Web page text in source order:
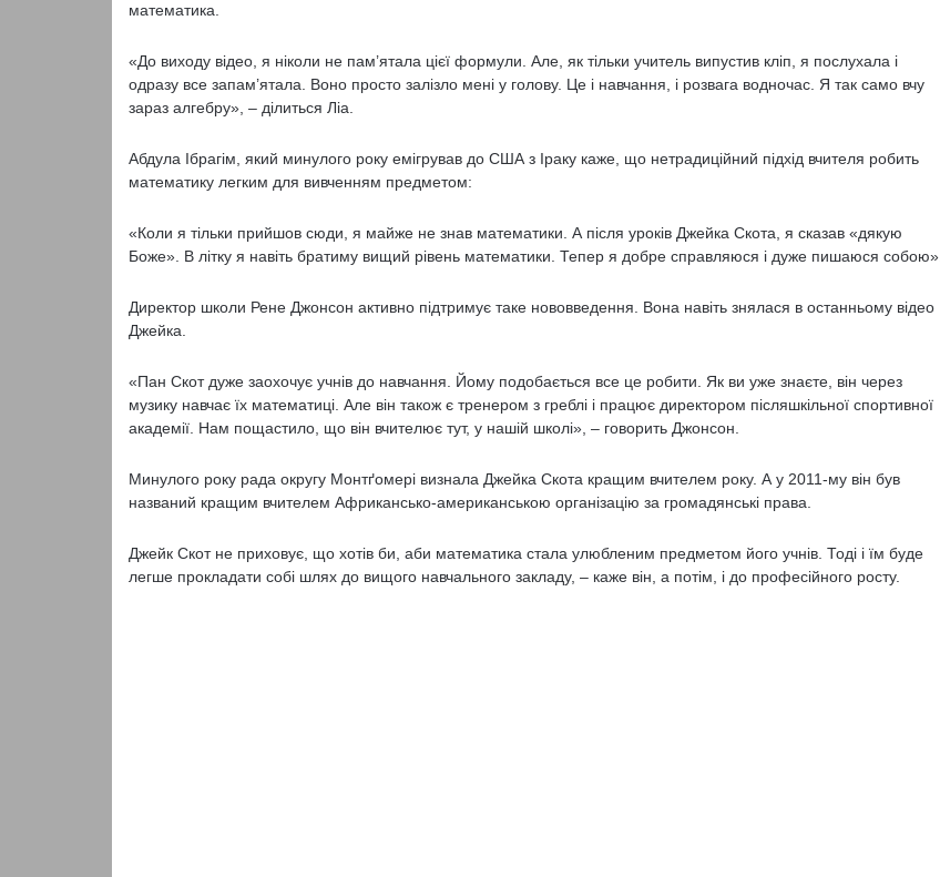
математика.
«До виходу відео, я ніколи не пам’ятала цієї формули. Але, як тільки учитель випустив кліп, я послухала і
одразу все запам’ятала. Воно просто залізло мені у голову. Це і навчання, і розвага водночас. Я так само вчу
зараз алгебру», – ділиться Ліа.
Абдула Ібрагім, який минулого року емігрував до США з Іраку каже, що нетрадиційний підхід вчителя робить
математику легким для вивченням предметом:
«Коли я тільки прийшов сюди, я майже не знав математики. А після уроків Джейка Скота, я сказав «дякую
Боже». В літку я навіть братиму вищий рівень математики. Тепер я добре справляюся і дуже пишаюся собою».
Директор школи Рене Джонсон активно підтримує таке нововведення. Вона навіть знялася в останньому відео
Джейка.
«Пан Скот дуже заохочує учнів до навчання. Йому подобається все це робити. Як ви уже знаєте, він через
музику навчає їх математиці. Але він також є тренером з греблі і працює директором післяшкільної спортивної
академії. Нам пощастило, що він вчителює тут, у нашій школі», – говорить Джонсон.
Минулого року рада округу Монтґомері визнала Джейка Скота кращим вчителем року. А у 2011-му він був
названий кращим вчителем Африкансько-американською організацію за громадянські права.
Джейк Скот не приховує, що хотів би, аби математика стала улюбленим предметом його учнів. Тоді і їм буде
легше прокладати собі шлях до вищого навчального закладу, – каже він, а потім, і до професійного росту.